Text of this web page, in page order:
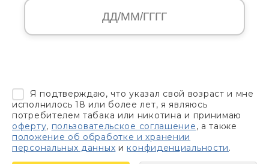
Я подтверждаю, что указал свой возраст и мне
исполнилось 18 или более лет, я являюсь
потребителем табака или никотина и принимаю
оферту, пользовательское соглашение, а также
положение об обработке и хранении
персональных данных и конфиденциальности.